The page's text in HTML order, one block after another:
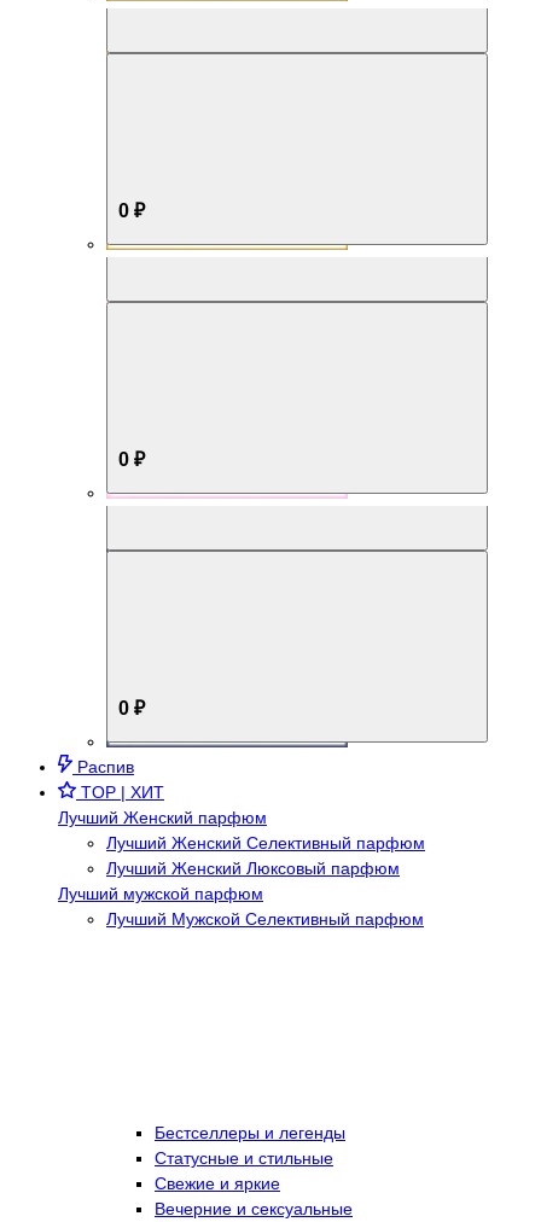
0 ₽
0 ₽
0 ₽
Распив
TOP | ХИТ
Лучший Женский парфюм
Лучший Женский Селективный парфюм
Лучший Женский Люксовый парфюм
Лучший мужской парфюм
Лучший Мужской Селективный парфюм
Бестселлеры и легенды
Статусные и стильные
Свежие и яркие
Вечерние и сексуальные